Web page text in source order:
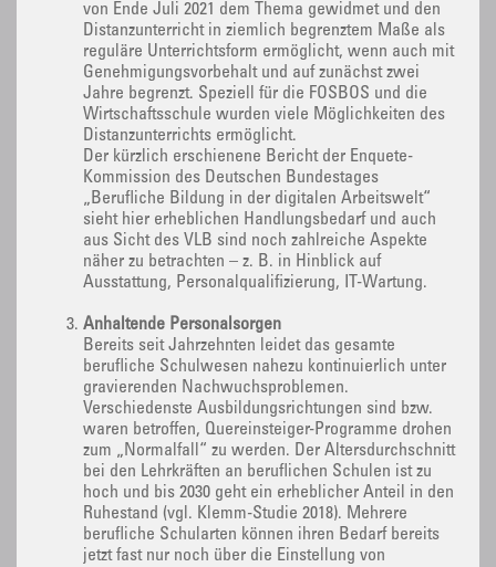
von Ende Juli 2021 dem Thema gewidmet und den
Distanzunterricht in ziemlich begrenztem Maße als
reguläre Unterrichtsform ermöglicht, wenn auch mit
Genehmigungsvorbehalt und auf zunächst zwei
Jahre begrenzt. Speziell für die FOSBOS und die
Wirtschaftsschule wurden viele Möglichkeiten des
Distanzunterrichts ermöglicht.
Der kürzlich erschienene Bericht der Enquete-
Kommission des Deutschen Bundestages
„Berufliche Bildung in der digitalen Arbeitswelt“
sieht hier erheblichen Handlungsbedarf und auch
aus Sicht des VLB sind noch zahlreiche Aspekte
näher zu betrachten – z. B. in Hinblick auf
Ausstattung, Personalqualifizierung, IT-Wartung.
Anhaltende Personalsorgen
Bereits seit Jahrzehnten leidet das gesamte
berufliche Schulwesen nahezu kontinuierlich unter
gravierenden Nachwuchsproblemen.
Verschiedenste Ausbildungsrichtungen sind bzw.
waren betroffen, Quereinsteiger-Programme drohen
zum „Normalfall“ zu werden. Der Altersdurchschnitt
bei den Lehrkräften an beruflichen Schulen ist zu
hoch und bis 2030 geht ein erheblicher Anteil in den
Ruhestand (vgl. Klemm-Studie 2018). Mehrere
berufliche Schularten können ihren Bedarf bereits
jetzt fast nur noch über die Einstellung von